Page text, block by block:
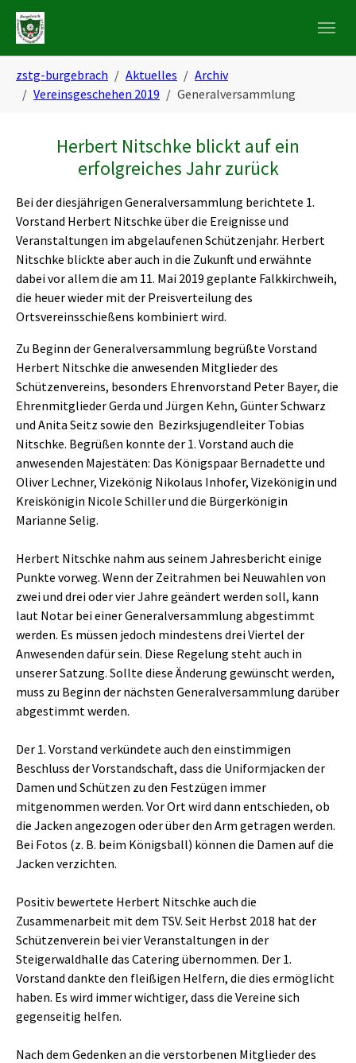
Skip to main navigation
Zum Hauptinhalt springen
Skip to page footer
zstg-burgebrach Aktuelles
Archiv
Vereinsgeschehen 2019
Generalversammlung
Herbert Nitschke blickt auf ein
erfolgreiches Jahr zurück
Bei der diesjährigen Generalversammlung berichtete 1.
Vorstand Herbert Nitschke über die Ereignisse und
Veranstaltungen im abgelaufenen Schützenjahr. Herbert
Nitschke blickte aber auch in die Zukunft und erwähnte
dabei vor allem die am 11. Mai 2019 geplante Falkkirchweih,
die heuer wieder mit der Preisverteilung des
Ortsvereinsschießens kombiniert wird.
Zu Beginn der Generalversammlung begrüßte Vorstand
Herbert Nitschke die anwesenden Mitglieder des
Schützenvereins, besonders Ehrenvorstand Peter Bayer, die
Ehrenmitglieder Gerda und Jürgen Kehn, Günter Schwarz
und Anita Seitz sowie den Bezirksjugendleiter Tobias
Nitschke. Begrüßen konnte der 1. Vorstand auch die
anwesenden Majestäten: Das Königspaar Bernadette und
Oliver Lechner, Vizekönig Nikolaus Inhofer, Vizekönigin und
Kreiskönigin Nicole Schiller und die Bürgerkönigin
Marianne Selig.
Herbert Nitschke nahm aus seinem Jahresbericht einige
Punkte vorweg. Wenn der Zeitrahmen bei Neuwahlen von
zwei und drei oder vier Jahre geändert werden soll, kann
laut Notar bei einer Generalversammlung abgestimmt
werden. Es müssen jedoch mindestens drei Viertel der
Anwesenden dafür sein. Diese Regelung steht auch in
unserer Satzung. Sollte diese Änderung gewünscht werden,
muss zu Beginn der nächsten Generalversammlung darüber
abgestimmt werden.
Der 1. Vorstand verkündete auch den einstimmigen
Beschluss der Vorstandschaft, dass die Uniformjacken der
Damen und Schützen zu den Festzügen immer
mitgenommen werden. Vor Ort wird dann entschieden, ob
die Jacken angezogen oder über den Arm getragen werden.
Bei Fotos (z. B. beim Königsball) können die Damen auf die
Jacken verzichten.
Positiv bewertete Herbert Nitschke auch die
Zusammenarbeit mit dem TSV. Seit Herbst 2018 hat der
Schützenverein bei vier Veranstaltungen in der
Steigerwaldhalle das Catering übernommen. Der 1.
Vorstand dankte den fleißigen Helfern, die dies ermöglicht
haben. Es wird immer wichtiger, dass die Vereine sich
gegenseitig helfen.
Nach dem Gedenken an die verstorbenen Mitglieder des